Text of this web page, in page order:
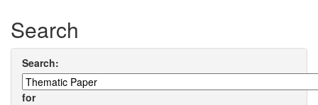
Search
Search:
for